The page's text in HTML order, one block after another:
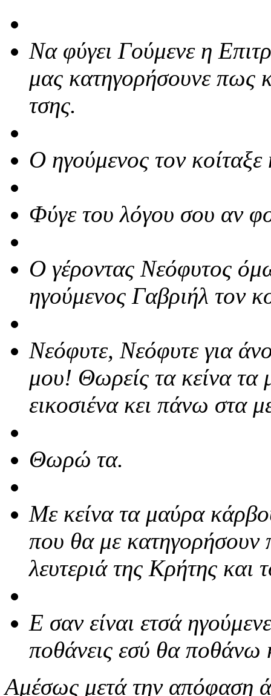
Να φύγει Γούμενε η
μας κατηγορήσουνε πως
τσης.
Ο ηγούμενος τον
Φύγε του λόγου σου αν
Ο γέροντας Νεόφυτος
ηγούμενος Γαβριήλ τον
Νεόφυτε, Νεόφυτε για
μου! Θωρείς τα κείνα
εικοσιένα κει πάνω στα
Θωρώ τα.
Με κείνα τα μαύρα
που θα με κατηγορήσουν
λευτεριά της Κρήτης και
Ε σαν είναι ετσά
ποθάνεις εσύ θα ποθάνω
Αμέσως μετά την απόφαση